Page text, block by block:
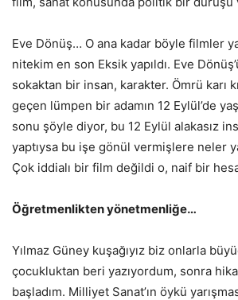
Eve Dönüş… O ana kadar böyle filmler
nitekim en son Eksik yapıldı. Eve
sokaktan bir insan, karakter. Ömrü karı
geçen lümpen bir adamın 12 Eylül’de
sonu şöyle diyor, bu 12 Eylül alakasız
yaptıysa bu işe gönül vermişlere neler
Çok iddialı bir film değildi o, naif bir
Öğretmenlikten yönetmenliğe…
Yılmaz Güney kuşağıyız biz onlarla
çocukluktan beri yazıyordum, sonra
başladım. Milliyet Sanat’ın öykü